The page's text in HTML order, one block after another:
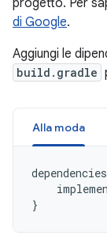
progetto. Per
di Google.
Aggiungi le
build.gradle
Alla moda
dependencies
}